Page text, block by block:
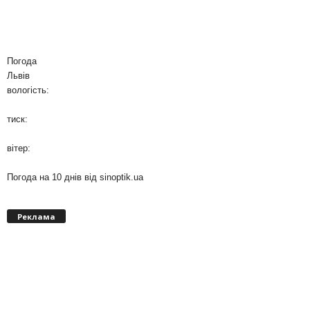
Погода
Львів
вологість:
тиск:
вітер:
Погода на 10 днів від sinoptik.ua
Реклама